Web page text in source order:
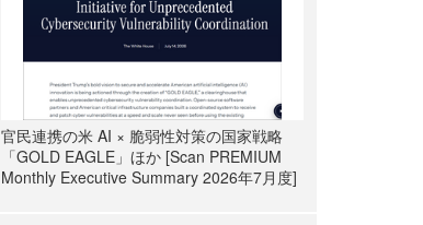
官民連携の米 AI × 脆弱性対策の国家戦略
「GOLD EAGLE」ほか [Scan PREMIUM
Monthly Executive Summary 2026年7月度]